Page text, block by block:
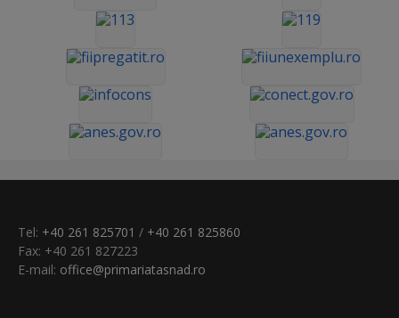
Tel: +40 261 825701 / +40 261 825860
Fax: +40 261 827223
E-mail: office@primariatasnad.ro